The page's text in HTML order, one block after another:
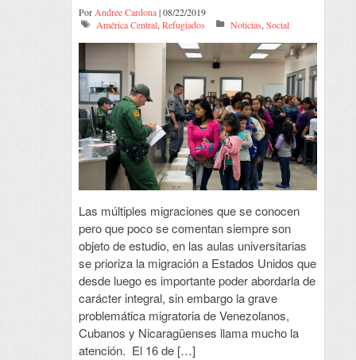
Por Andree Cardona| 08/22/2019
América Central, Refugiados Noticias, Social
Las múltiples migraciones que se conocen
pero que poco se comentan siempre son
objeto de estudio, en las aulas universitarias
se prioriza la migración a Estados Unidos que
desde luego es importante poder abordarla de
carácter integral, sin embargo la grave
problemática migratoria de Venezolanos,
Cubanos y Nicaragüenses llama mucho la
atención. El 16 de […]